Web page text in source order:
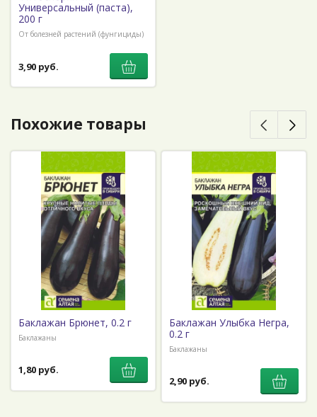
Универсальный (паста),
200 г
От болезней растений (фунгициды)
3,90 руб.
Похожие товары
Баклажан Брюнет, 0.2 г
Баклажаны
1,80 руб.
Баклажан Улыбка Негра,
0.2 г
Баклажаны
2,90 руб.